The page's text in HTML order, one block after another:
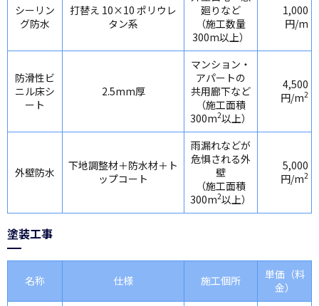
シーリン
グ防水
打替え 10×10 ポリウレ
タン系
廻りなど
（施工数量
300m以上）
1,000
円/m
防滑性ビ
ニル床シ
ート
2.5mm厚
マンション・
アパートの
共用廊下など
（施工面積
300m2以上）
4,500
円/m2
外壁防水
下地調整材＋防水材＋ト
ップコート
雨漏れなどが
危惧される外
壁
（施工面積
300m2以上）
5,000
円/m2
塗装工事
名称 仕様 施工個所
単価（料
金）